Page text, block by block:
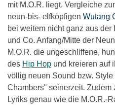
mit M.O.R. liegt. Vergleiche
neun-bis- elfköpfigen Wutang
bei weitem nicht ganz aus
und Co. Anfang/Mitte der
M.O.R. die ungeschliffene,
des Hip Hop und kreieren auf
völlig neuen Sound bzw.
Chambers" seinerzeit.
Lyriks genau wie die M.O.R.-